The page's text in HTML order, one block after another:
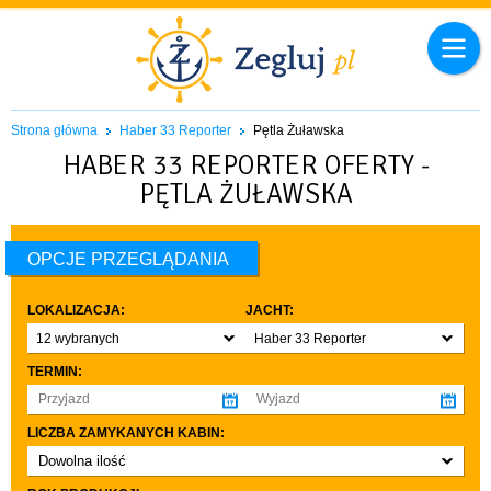
Strona główna Haber 33 Reporter Pętla Żuławska
HABER 33 REPORTER OFERTY -
PĘTLA ŻUŁAWSKA
OPCJE PRZEGLĄDANIA
LOKALIZACJA:
12 wybranych
JACHT:
Haber 33 Reporter
TERMIN:
LICZBA ZAMYKANYCH KABIN:
Dowolna ilość